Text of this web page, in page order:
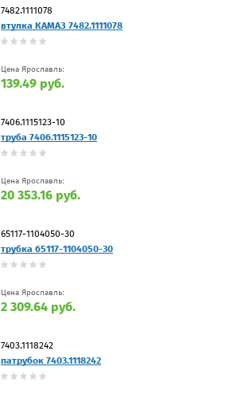
7482.1111078
втулка КАМАЗ 7482.1111078
Цена Ярославль:
139.49 руб.
7406.1115123-10
труба 7406.1115123-10
Цена Ярославль:
20 353.16 руб.
65117-1104050-30
трубка 65117-1104050-30
Цена Ярославль:
2 309.64 руб.
7403.1118242
патрубок 7403.1118242